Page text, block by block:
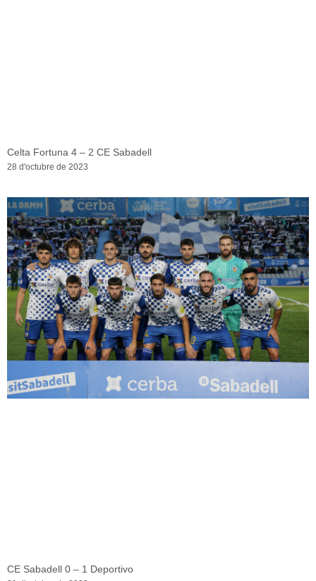
Celta Fortuna 4 – 2 CE Sabadell
28 d'octubre de 2023
CE Sabadell 0 – 1 Deportivo